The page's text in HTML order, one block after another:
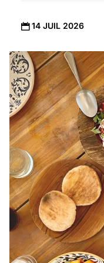
 14 JUIL 2026